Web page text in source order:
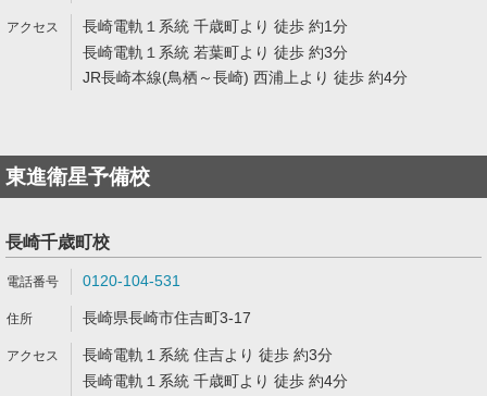
長崎電軌１系統 千歳町より 徒歩 約1分
長崎電軌１系統 若葉町より 徒歩 約3分
JR長崎本線(鳥栖～長崎) 西浦上より 徒歩 約4分
東進衛星予備校
長崎千歳町校
0120-104-531
長崎県長崎市住吉町3-17
長崎電軌１系統 住吉より 徒歩 約3分
長崎電軌１系統 千歳町より 徒歩 約4分